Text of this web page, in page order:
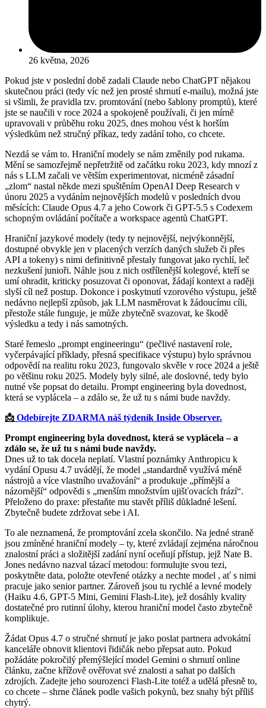
26 května, 2026
Pokud jste v poslední době zadali Claude nebo ChatGPT nějakou
skutečnou práci (tedy víc než jen prosté shrnutí e-mailu), možná jste
si všimli, že pravidla tzv. promtování (nebo šablony promptů), které
jste se naučili v roce 2024 a spokojeně používali, či jen mírně
upravovali v průběhu roku 2025, dnes mohou vést k horším
výsledkům než stručný příkaz, tedy zadání toho, co chcete.
Nezdá se vám to. Hraniční modely se nám změnily pod rukama.
Mění se samozřejmě nepřetržitě od začátku roku 2023, kdy mnozí z
nás s LLM začali ve větším experimentovat, nicméně zásadní
„zlom“ nastal někde mezi spuštěním OpenAI Deep Research v
únoru 2025 a vydáním nejnovějších modelů v posledních dvou
měsících: Claude Opus 4.7 a jeho Cowork či GPT-5.5 s Codexem
schopným ovládání počítače a workspace agentů ChatGPT.
Hraniční jazykové modely (tedy ty nejnovější, nejvýkonnější,
dostupné obvykle jen v placených verzích daných služeb či přes
API a tokeny) s nimi definitivně přestaly fungovat jako rychlí, leč
nezkušení junioři. Náhle jsou z nich ostřílenější kolegové, kteří se
umí ohradit, kriticky posuzovat či oponovat, žádají kontext a raději
slyší cíl než postup. Dokonce i poskytnutí vzorového výstupu, ještě
nedávno nejlepší způsob, jak LLM nasměrovat k žádoucímu cíli,
přestože stále funguje, je může zbytečně svazovat, ke škodě
výsledku a tedy i nás samotných.
Staré řemeslo „prompt engineeringu“ (pečlivé nastavení role,
vyčerpávající příklady, přesná specifikace výstupu) bylo správnou
odpovědí na realitu roku 2023, fungovalo skvěle v roce 2024 a ještě
po většinu roku 2025. Modely byly silné, ale doslovné, tedy bylo
nutné vše popsat do detailu. Prompt engineering byla dovednost,
která se vyplácela – a zdálo se, že už tu s námi bude navždy.
📩 Odebírejte ZDARMA náš týdeník Inside Observer.
Prompt engineering byla dovednost, která se vyplácela – a
zdálo se, že už tu s námi bude navždy.
Dnes už to tak docela neplatí. Vlastní poznámky Anthropicu k
vydání Opusu 4.7 uvádějí, že model „standardně využívá méně
nástrojů a více vlastního uvažování“ a produkuje „přímější a
názornější“ odpovědi s „menším množstvím ujišťovacích frází“.
Přeloženo do praxe: přestaňte mu stavět příliš důkladné lešení.
Zbytečně budete zdržovat sebe i AI.
To ale neznamená, že promptování zcela skončilo. Na jedné straně
jsou zmíněné hraniční modely – ty, které zvládají zejména náročnou
znalostní práci a složitější zadání nyní oceňují přístup, jejž Nate B.
Jones nedávno nazval tázací metodou: formulujte svou tezi,
poskytněte data, položte otevřené otázky a nechte model , ať s nimi
pracuje jako senior partner. Zároveň jsou tu rychlé a levné modely
(Haiku 4.6, GPT-5 Mini, Gemini Flash-Lite), jež dosáhly kvality
dostatečné pro rutinní úlohy, kterou hraniční model často zbytečně
komplikuje.
Žádat Opus 4.7 o stručné shrnutí je jako poslat partnera advokátní
kanceláře obnovit klientovi řidičák nebo přepsat auto. Pokud
požádáte pokročilý přemýšlející model Gemini o shrnutí online
článku, začne křížově ověřovat své znalosti a sahat po dalších
zdrojích. Zadejte jeho sourozenci Flash-Lite totéž a udělá přesně to,
co chcete – shrne článek podle vašich pokynů, bez snahy být příliš
chytrý.